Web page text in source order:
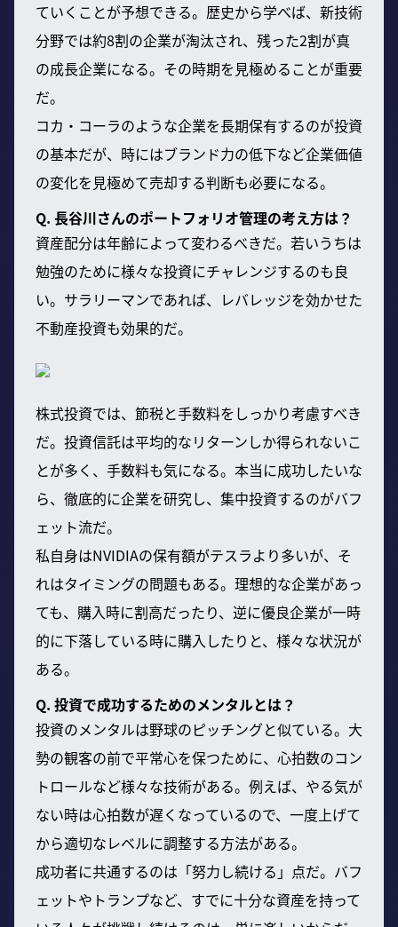
ていくことが予想できる。歴史から学べば、新技術
分野では約8割の企業が淘汰され、残った2割が真
の成長企業になる。その時期を見極めることが重要
だ。
コカ・コーラのような企業を長期保有するのが投資
の基本だが、時にはブランド力の低下など企業価値
の変化を見極めて売却する判断も必要になる。
Q. 長谷川さんのポートフォリオ管理の考え方は？
資産配分は年齢によって変わるべきだ。若いうちは
勉強のために様々な投資にチャレンジするのも良
い。サラリーマンであれば、レバレッジを効かせた
不動産投資も効果的だ。
株式投資では、節税と手数料をしっかり考慮すべき
だ。投資信託は平均的なリターンしか得られないこ
とが多く、手数料も気になる。本当に成功したいな
ら、徹底的に企業を研究し、集中投資するのがバフ
ェット流だ。
私自身はNVIDIAの保有額がテスラより多いが、そ
れはタイミングの問題もある。理想的な企業があっ
ても、購入時に割高だったり、逆に優良企業が一時
的に下落している時に購入したりと、様々な状況が
ある。
Q. 投資で成功するためのメンタルとは？
投資のメンタルは野球のピッチングと似ている。大
勢の観客の前で平常心を保つために、心拍数のコン
トロールなど様々な技術がある。例えば、やる気が
ない時は心拍数が遅くなっているので、一度上げて
から適切なレベルに調整する方法がある。
成功者に共通するのは「努力し続ける」点だ。バフ
ェットやトランプなど、すでに十分な資産を持って